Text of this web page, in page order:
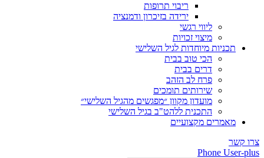
ריבוי תרופות
ירידה בזיכרון ודמנציה
מיצוי זכויות
מיוחדות לגיל השלישי
הכי טוב בבית
דרים בבית
פרח לב הזהב
שירותים תומכים
מועדון מקוון ״מפגשים מהגיל השלישי״
התכנית ללהט"ב בגיל השלישי
מקצועיים
Phone